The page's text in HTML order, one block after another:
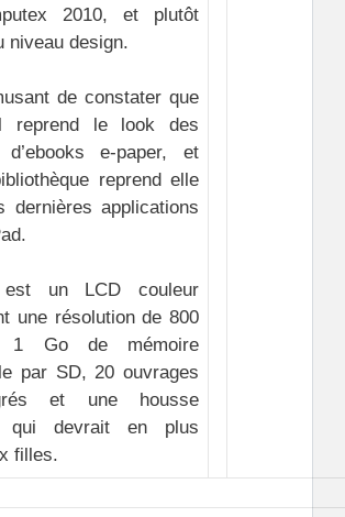
2010, et plutôt
niveau design.
de constater que
reprend le look des
d’ebooks e-paper, et
reprend elle
dernières applications
est un LCD couleur
une résolution de 800
Go de mémoire
par SD, 20 ouvrages
et une housse
qui devrait en plus
filles.